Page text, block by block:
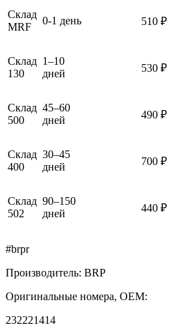
Склад
MRF
0-1 день 510 ₽
Склад
130
1–10
дней
530 ₽
Склад
500
45–60
дней
490 ₽
Склад
400
30–45
дней
700 ₽
Склад
502
90–150
дней
440 ₽
#brpr
Производитель: BRP
Оригинальные номера, OEM:
232221414